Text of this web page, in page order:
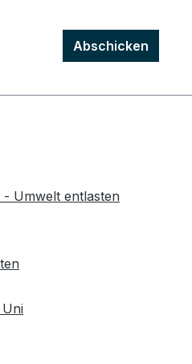
Abschicken
- Umwelt entlasten